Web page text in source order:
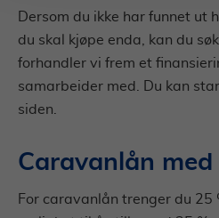
Dersom du ikke har funnet ut
du skal kjøpe enda, kan du
forhandler vi frem et
samarbeider med. Du kan
siden.
Caravanlån
For caravanlån trenger du 25